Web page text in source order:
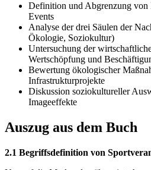
Definition und Abgrenzung
Events
Analyse der drei Säulen der
Ökologie, Soziokultur)
Untersuchung der
Wertschöpfung und
Bewertung ökologischer
Infrastrukturprojekte
Diskussion soziokultureller
Imageeffekte
Auszug aus dem Buch
2.1 Begriffsdefinition von